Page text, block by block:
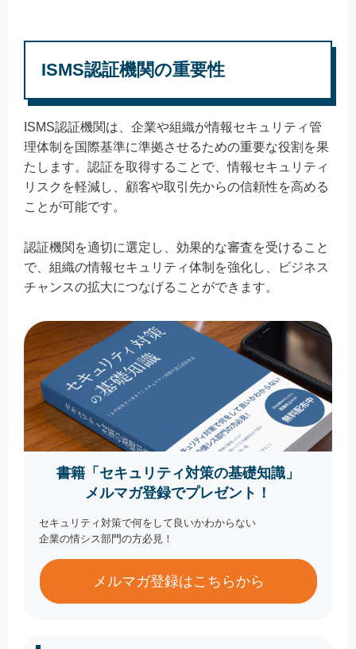
ISMS認証機関の重要性
ISMS認証機関は、企業や組織が情報セキュリティ管
理体制を国際基準に準拠させるための重要な役割を果
たします。認証を取得することで、情報セキュリティ
リスクを軽減し、顧客や取引先からの信頼性を高める
ことが可能です。
認証機関を適切に選定し、効果的な審査を受けること
で、組織の情報セキュリティ体制を強化し、ビジネス
チャンスの拡大につなげることができます。
書籍「セキュリティ対策の基礎知識」
メルマガ登録でプレゼント！
セキュリティ対策で何をして良いかわからない
企業の情シス部門の方必見！
メルマガ登録はこちらから